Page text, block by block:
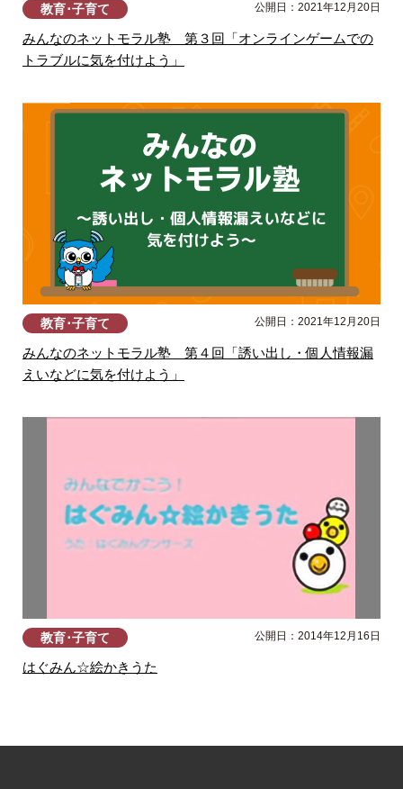
教育･子育て 公開日：2021年12月20日
みんなのネットモラル塾 第３回「オンラインゲームでの
トラブルに気を付けよう」
教育･子育て 公開日：2021年12月20日
みんなのネットモラル塾 第４回「誘い出し・個人情報漏
えいなどに気を付けよう」
教育･子育て 公開日：2014年12月16日
はぐみん☆絵かきうた